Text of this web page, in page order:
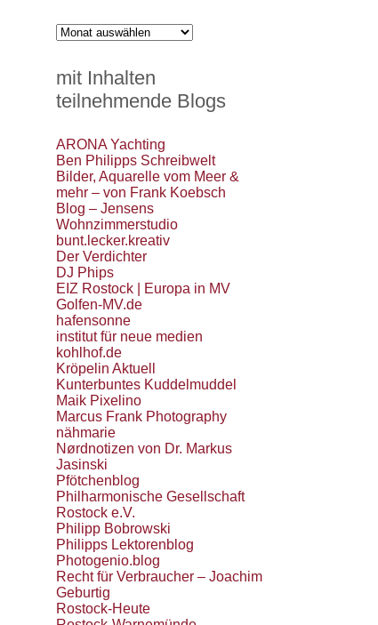
Archive
mit Inhalten
teilnehmende Blogs
ARONA Yachting
Ben Philipps Schreibwelt
Bilder, Aquarelle vom Meer &
mehr – von Frank Koebsch
Blog – Jensens
Wohnzimmerstudio
bunt.lecker.kreativ
Der Verdichter
DJ Phips
EIZ Rostock | Europa in MV
Golfen-MV.de
hafensonne
institut für neue medien
kohlhof.de
Kröpelin Aktuell
Kunterbuntes Kuddelmuddel
Maik Pixelino
Marcus Frank Photography
nähmarie
Nørdnotizen von Dr. Markus
Jasinski
Pfötchenblog
Philharmonische Gesellschaft
Rostock e.V.
Philipp Bobrowski
Philipps Lektorenblog
Photogenio.blog
Recht für Verbraucher – Joachim
Geburtig
Rostock-Heute